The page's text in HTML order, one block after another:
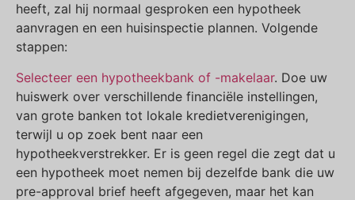
heeft, zal hij normaal gesproken een hypotheek
aanvragen en een huisinspectie plannen. Volgende
stappen:
Selecteer een hypotheekbank of -makelaar. Doe uw
huiswerk over verschillende financiële instellingen,
van grote banken tot lokale kredietverenigingen,
terwijl u op zoek bent naar een
hypotheekverstrekker. Er is geen regel die zegt dat u
een hypotheek moet nemen bij dezelfde bank die uw
pre-approval brief heeft afgegeven, maar het kan